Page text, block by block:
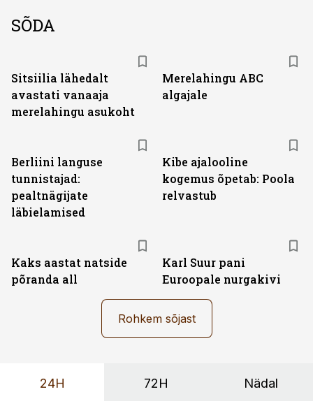
SÕDA
Sitsiilia lähedalt
avastati vanaaja
merelahingu asukoht
Merelahingu ABC
algajale
Berliini languse
tunnistajad:
pealtnägijate
läbielamised
Kibe ajalooline
kogemus õpetab: Poola
relvastub
Kaks aastat natside
põranda all
Karl Suur pani
Euroopale nurgakivi
Rohkem sõjast
24H 72H Nädal